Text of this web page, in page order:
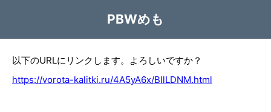
PBWめも
以下のURLにリンクします。よろしいですか？
https://vorota-kalitki.ru/4A5yA6x/BIlLDNM.html